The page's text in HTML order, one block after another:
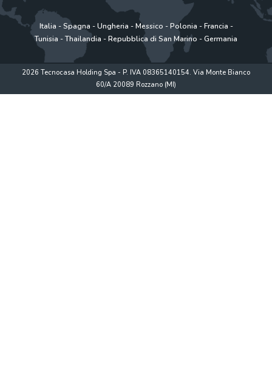
Italia -Spagna -Ungheria -Messico -Polonia -Francia -
Tunisia -Thailandia -Repubblica di San Marino -Germania
2026 Tecnocasa Holding Spa - P. IVA 08365140154. Via Monte Bianco
60/A 20089 Rozzano (MI)